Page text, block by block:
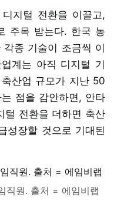
지털 전환을 이끌고,
주목 받는다. 한국 농
종 기술이 조금씩 이
계는 아직 디지털 기
산업 규모가 지난 50
점을 감안하면, 안타
털 전환을 더하면 축산
성장할 것으로 기대된
직원. 출처 = 에임비랩